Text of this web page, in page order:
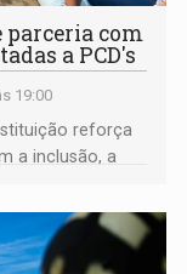
parceria com
a PCD's
19:00
reforça
a inclusão, a